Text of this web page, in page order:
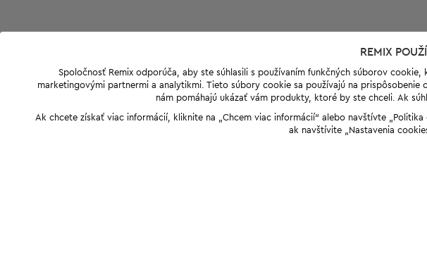
REMIX
Spoločnosť Remix odporúča, aby ste súhlasili s používaním funkčných súborov
marketingovými partnermi a analytikmi. Tieto súbory cookie sa používajú na
nám pomáhajú ukázať vám produkty, ktoré by ste chceli. Ak
Ak chcete získať viac informácií, kliknite na „Chcem viac informácií“ alebo navštívte
ak navštívite „Nastavenia